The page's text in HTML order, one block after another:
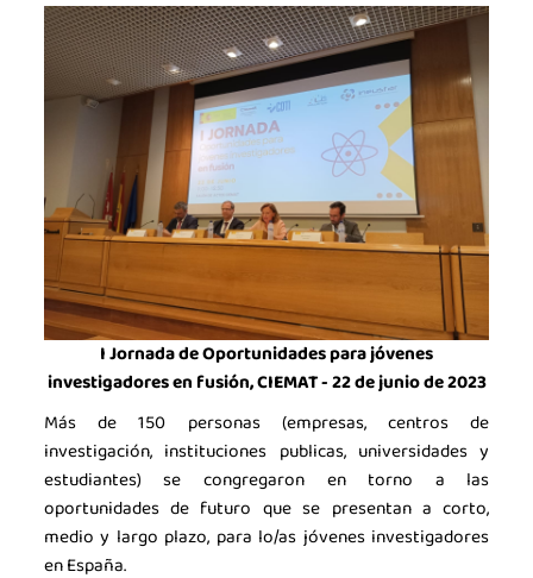
I Jornada de Oportunidades para jóvenes
investigadores en fusión, CIEMAT - 22 de junio de 2023
Más de 150 personas (empresas, centros de
investigación, instituciones publicas, universidades y
estudiantes) se congregaron en torno a las
oportunidades de futuro que se presentan a corto,
medio y largo plazo, para lo/as jóvenes investigadores
en España.